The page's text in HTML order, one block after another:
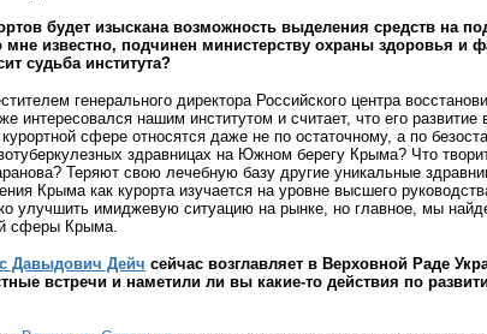
будет изыскана возможность выделения средств на
известно, подчинен министерству охраны здоровья и
судьба института?
генерального директора Российского центра
интересовался нашим институтом и считает, что его
сфере относятся даже не по остаточному, а по
здравницах на Южном берегу Крыма? Что
Теряют свою лечебную базу другие уникальные
Крыма как курорта изучается на уровне высшего
улучшить имиджевую ситуацию на рынке, но главное, мы
сферы Крыма.
Давыдович Дейч сейчас возглавляет в Верховной Раде
встречи и наметили ли вы какие-то действия по